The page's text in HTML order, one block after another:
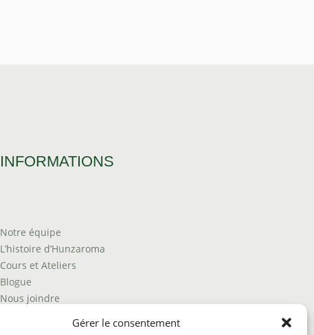
Gérer le consentement
INFORMATIONS
Notre équipe
L’histoire d’Hunzaroma
Cours et Ateliers
Blogue
Nous joindre
Politique de frais d'envoi